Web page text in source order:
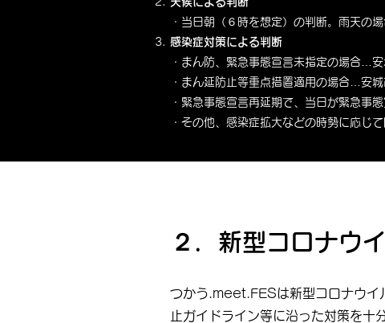
・当日朝（６時を想定）の判断。雨天の場
感染症対策による判断
・まん防、緊急事態宣言未指定の場合…
・まん延防止等重点措置適用の場合…安
・緊急事態宣言再延期で、当日が緊急事
・その他、感染症拡大などの時勢に応じ
２．新型コロナウ
つかう.meet.FESは新型コロナウイ
止ガイドライン等に沿った対策を十